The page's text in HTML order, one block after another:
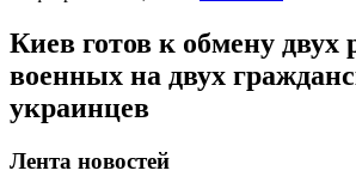
Киев готов к обмену двух
военных на двух
украинцев
Лента новостей